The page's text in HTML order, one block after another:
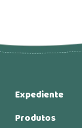
Expediente
Produtos